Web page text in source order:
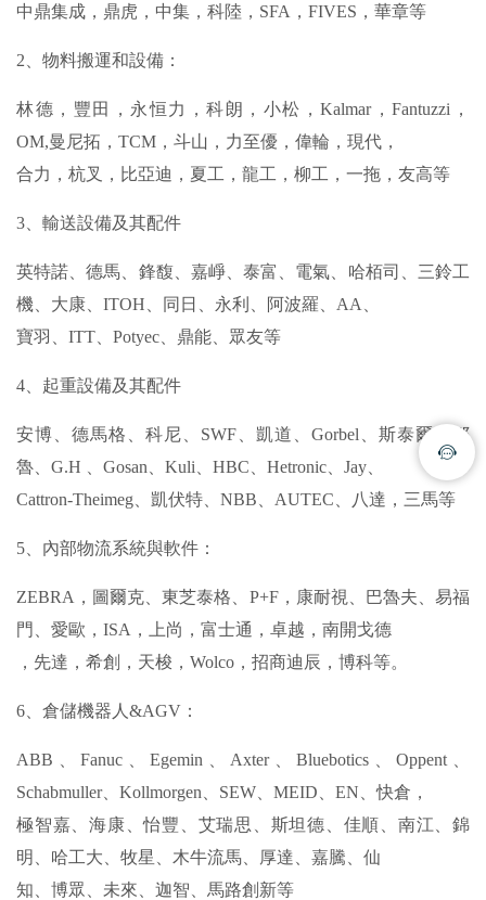
中鼎集成，鼎虎，中集，科陸，SFA，FIVES，華章等
2、物料搬運和設備：
林德，豐田，永恒力，科朗，小松，Kalmar，Fantuzzi，
OM,曼尼拓，TCM，斗山，力至優，偉輪，現代，
合力，杭叉，比亞迪，夏工，龍工，柳工，一拖，友高等
3、輸送設備及其配件
英特諾、德馬、鋒馥、嘉崢、泰富、電氣、哈栢司、三鈴工
機、大康、ITOH、同日、永利、阿波羅、AA、
寶羽、ITT、Potyec、鼎能、眾友等
4、起重設備及其配件
安博、德馬格、科尼、SWF、凱道、Gorbel、斯泰爾、耶
魯、G.H 、Gosan、Kuli、HBC、Hetronic、Jay、
Cattron-Theimeg、凱伏特、NBB、AUTEC、八達，三馬等
5、內部物流系統與軟件：
ZEBRA，圖爾克、東芝泰格、P+F，康耐視、巴魯夫、易福
門、愛歐，ISA，上尚，富士通，卓越，南開戈德
，先達，希創，天梭，Wolco，招商迪辰，博科等。
6、倉儲機器人&AGV：
ABB、Fanuc、Egemin、Axter、Bluebotics、Oppent、
Schabmuller、Kollmorgen、SEW、MEID、EN、快倉，
極智嘉、海康、怡豐、艾瑞思、斯坦德、佳順、南江、錦
明、哈工大、牧星、木牛流馬、厚達、嘉騰、仙
知、博眾、未來、迦智、馬路創新等